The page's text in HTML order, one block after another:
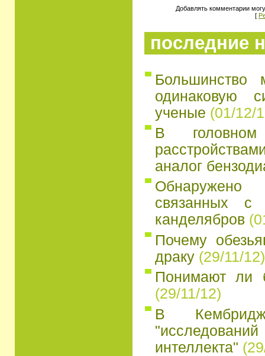
Добавлять комментарии
[
последние
Большинство
одинаковую
ученые (01/12/
В
аналог
связанных с
канделябров
Почему
драку (29/11/12)
Понимают ли
(29/11/12)
В
интеллекта"